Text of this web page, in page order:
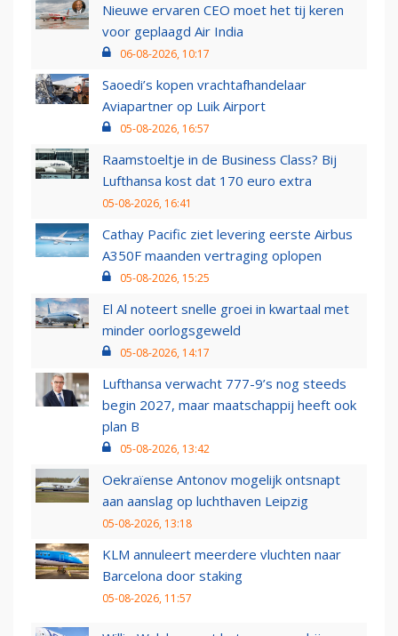
Nieuwe ervaren CEO moet het tij keren
voor geplaagd Air India
06-08-2026, 10:17
Saoedi’s kopen vrachtafhandelaar
Aviapartner op Luik Airport
05-08-2026, 16:57
Raamstoeltje in de Business Class? Bij
Lufthansa kost dat 170 euro extra
05-08-2026, 16:41
Cathay Pacific ziet levering eerste Airbus
A350F maanden vertraging oplopen
05-08-2026, 15:25
El Al noteert snelle groei in kwartaal met
minder oorlogsgeweld
05-08-2026, 14:17
Lufthansa verwacht 777-9’s nog steeds
begin 2027, maar maatschappij heeft ook
plan B
05-08-2026, 13:42
Oekraïense Antonov mogelijk ontsnapt
aan aanslag op luchthaven Leipzig
05-08-2026, 13:18
KLM annuleert meerdere vluchten naar
Barcelona door staking
05-08-2026, 11:57